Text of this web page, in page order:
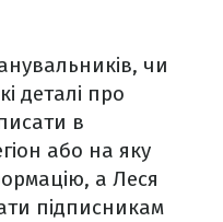
чи
деталі про
в
або на яку
а Леся
підписникам